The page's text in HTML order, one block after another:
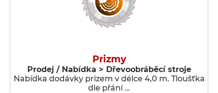
Prizmy
Prodej / Nabídka > Dřevoobráběcí stroje
Nabídka dodávky prizem v délce 4,0 m. Tloušťka
dle přání …